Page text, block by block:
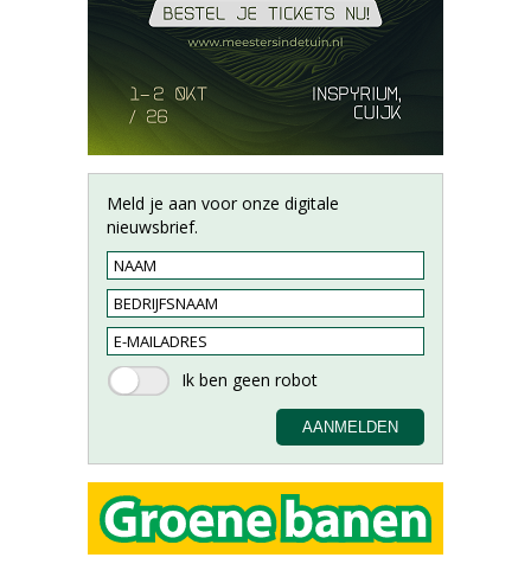
Meld je aan voor onze digitale
nieuwsbrief.